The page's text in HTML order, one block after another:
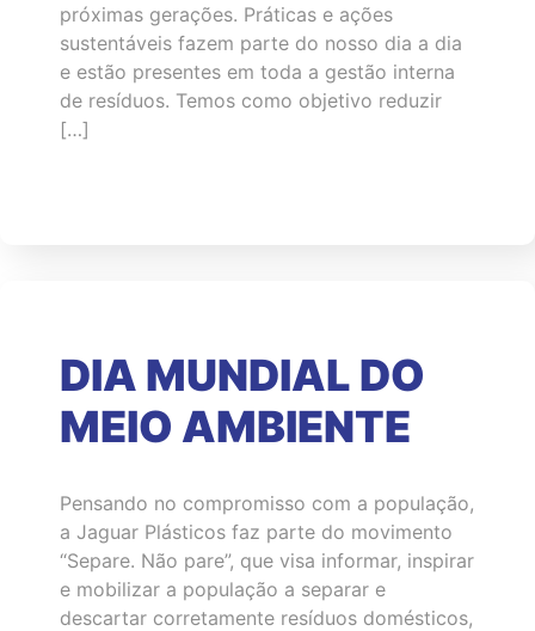
próximas gerações. Práticas e ações
sustentáveis fazem parte do nosso dia a dia
e estão presentes em toda a gestão interna
de resíduos. Temos como objetivo reduzir
[…]
DIA MUNDIAL DO
MEIO AMBIENTE
Pensando no compromisso com a população,
a Jaguar Plásticos faz parte do movimento
“Separe. Não pare”, que visa informar, inspirar
e mobilizar a população a separar e
descartar corretamente resíduos domésticos,